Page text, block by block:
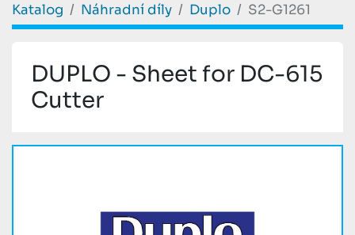
Katalog Náhradní díly Duplo S2-G1261
DUPLO - Sheet for DC-615
Cutter